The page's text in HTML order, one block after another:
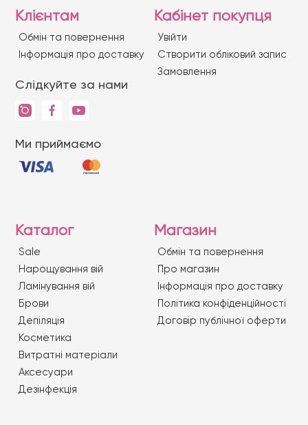
Клієнтам
Обмін та повернення
Iнформація про доставку
Слідкуйте за нами
Ми приймаємо
Кабінет покупця
Увійти
Створити обліковий запис
Замовлення
Каталог
Sale
Нарощування вій
Ламінування вій
Брови
Депіляція
Косметика
Витратні матеріали
Аксесуари
Дезінфекція
Магазин
Обмін та повернення
Про магазин
Iнформація про доставку
Політика конфіденційності
Договір публічної оферти